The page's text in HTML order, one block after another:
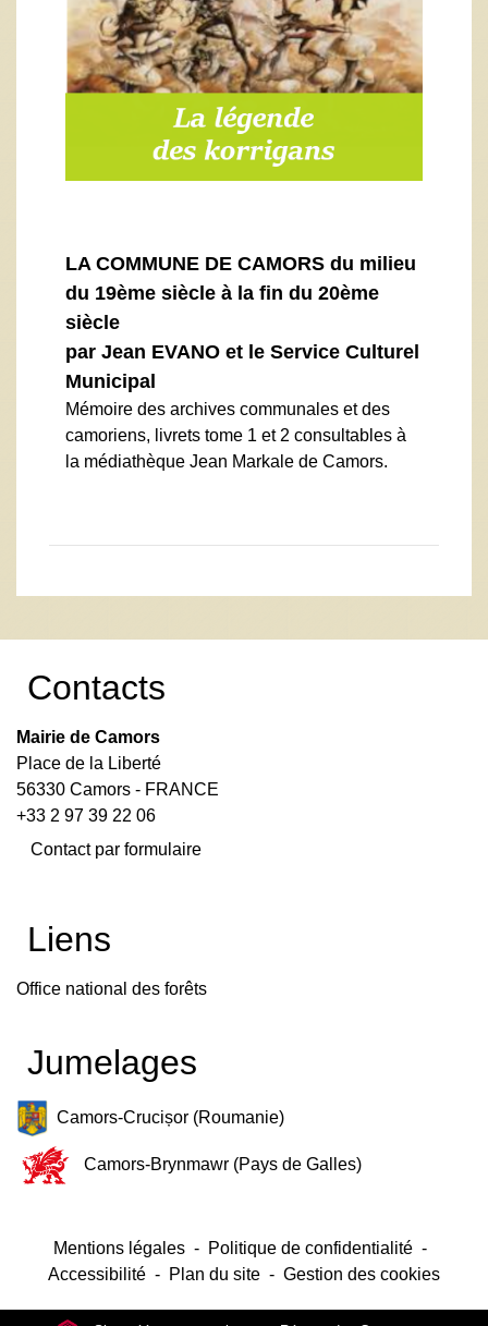
LA COMMUNE DE CAMORS du milieu
du 19ème siècle à la fin du 20ème
siècle
par Jean EVANO et le Service Culturel
Municipal
Mémoire des archives communales et des
camoriens, livrets tome 1 et 2 consultables à
la médiathèque Jean Markale de Camors.
Contacts
Mairie de Camors
Place de la Liberté
56330 Camors - FRANCE
+33 2 97 39 22 06
Contact par formulaire
Liens
Office national des forêts
Jumelages
Camors-Crucișor (Roumanie)
Camors-Brynmawr (Pays de Galles)
Mentions légales - Politique de confidentialité -
Accessibilité - Plan du site - Gestion des cookies